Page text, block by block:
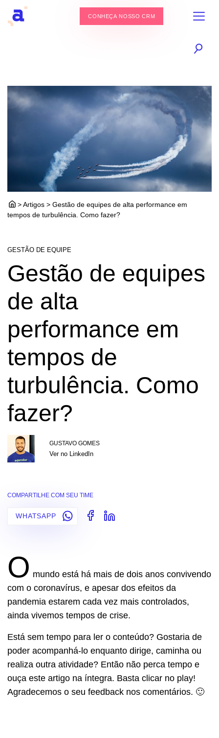
CONHEÇA NOSSO CRM
> Artigos > Gestão de equipes de alta performance em
tempos de turbulência. Como fazer?
GESTÃO DE EQUIPE
Gestão de equipes
de alta
performance em
tempos de
turbulência. Como
fazer?
GUSTAVO GOMES
Ver no LinkedIn
COMPARTILHE COM SEU TIME
WHATSAPP
O mundo está há mais de dois anos convivendo
com o coronavírus, e apesar dos efeitos da
pandemia estarem cada vez mais controlados,
ainda vivemos tempos de crise.
Está sem tempo para ler o conteúdo? Gostaria de
poder acompanhá-lo enquanto dirige, caminha ou
realiza outra atividade? Então não perca tempo e
ouça este artigo na íntegra. Basta clicar no play!
Agradecemos o seu feedback nos comentários. 🙂